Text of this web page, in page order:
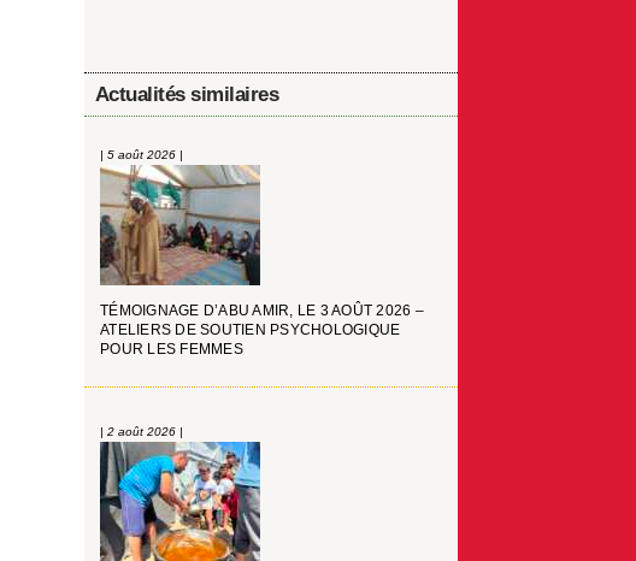
Actualités similaires
| 5 août 2026 |
TÉMOIGNAGE D’ABU AMIR, LE 3 AOÛT 2026 –
ATELIERS DE SOUTIEN PSYCHOLOGIQUE
POUR LES FEMMES
| 2 août 2026 |